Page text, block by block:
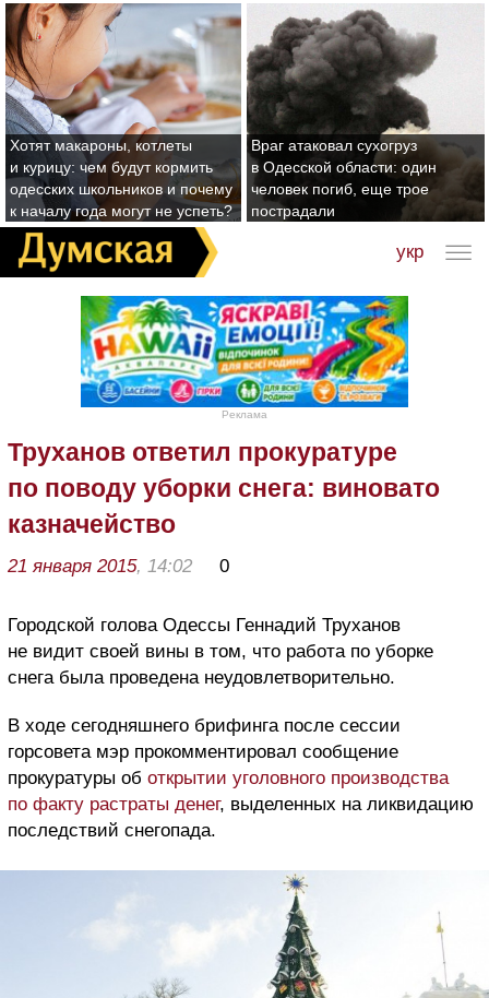
Хотят макароны, котлеты
и курицу: чем будут кормить
одесских школьников и почему
к началу года могут не успеть?
Враг атаковал сухогруз
в Одесской области: один
человек погиб, еще трое
пострадали
укр
Реклама
Труханов ответил прокуратуре
по поводу уборки снега: виновато
казначейство
21 января 2015, 14:02 0
Городской голова Одессы Геннадий Труханов
не видит своей вины в том, что работа по уборке
снега была проведена неудовлетворительно.
В ходе сегодняшнего брифинга после сессии
горсовета мэр прокомментировал сообщение
прокуратуры об открытии уголовного производства
по факту растраты денег, выделенных на ликвидацию
последствий снегопада.